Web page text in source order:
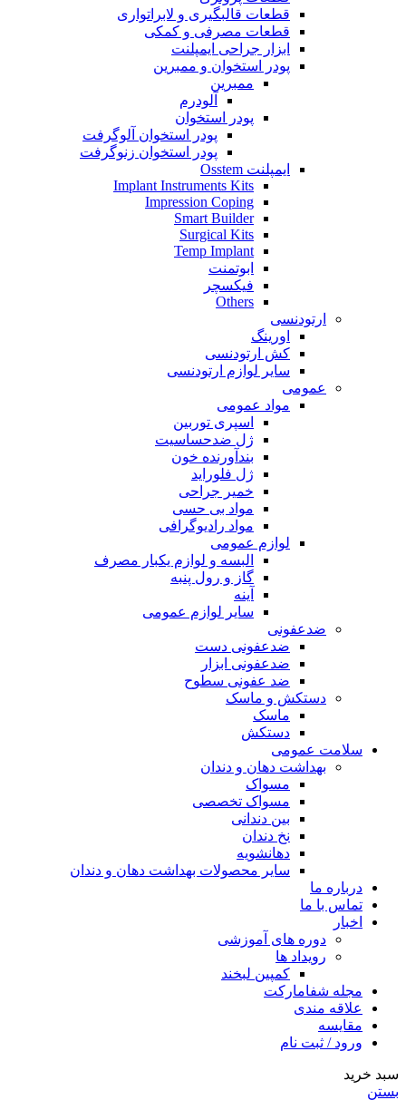
قطعات قالبگیری و لابراتواری
قطعات مصرفی و کمکی
ابزار جراحی ایمپلنت
پودر استخوان و ممبرین
ممبرین
آلودرم
پودر استخوان
پودر استخوان آلوگرفت
پودر استخوان زنوگرفت
ایمپلنت Osstem
Implant Instruments Kits
Impression Coping
Smart Builder
Surgical Kits
Temp Implant
ابوتمنت
فیکسچر
Others
ارتودنسی
اورینگ
کش ارتودنسی
سایر لوازم ارتودنسی
عمومی
مواد عمومی
اسپری توربین
ژل ضدحساسیت
بندآورنده خون
ژل فلوراید
خمیر جراحی
مواد بی حسی
مواد رادیوگرافی
لوازم عمومی
البسه و لوازم یکبار مصرف
گاز و رول پنبه
آینه
سایر لوازم عمومی
ضدعفونی
ضدعفونی دست
ضدعفونی ابزار
ضد عفونی سطوح
دستکش و ماسک
ماسک
دستکش
سلامت عمومی
بهداشت دهان و دندان
مسواک
مسواک تخصصی
بین دندانی
نخ دندان
دهانشویه
سایر محصولات بهداشت دهان و دندان
درباره ما
تماس با ما
اخبار
دوره های آموزشی
رویداد ها
کمپین لبخند
مجله شفامارکت
علاقه مندی
مقایسه
ورود / ثبت نام
سبد خرید
بستن